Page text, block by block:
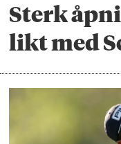
Sterk
likt med